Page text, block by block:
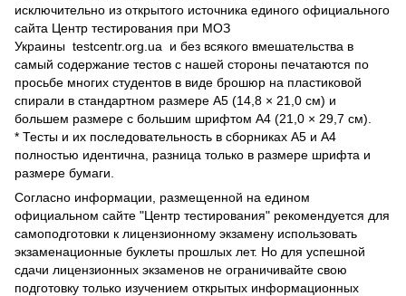
исключительно из открытого источника единого официального
сайта Центр тестирования при МОЗ
Украины testcentr.org.ua и без всякого вмешательства в
самый содержание тестов с нашей стороны печатаются по
просьбе многих студентов в виде брошюр на пластиковой
спирали в стандартном размере А5 (14,8 × 21,0 см) и
большем размере с большим шрифтом А4 (21,0 × 29,7 см).
* Тесты и их последовательность в сборниках А5 и А4
полностью идентична, разница только в размере шрифта и
размере бумаги.
Согласно информации, размещенной на едином
официальном сайте "Центр тестирования" рекомендуется для
самоподготовки к лицензионному экзамену использовать
экзаменационные буклеты прошлых лет. Но для успешной
сдачи лицензионных экзаменов не ограничивайте свою
подготовку только изучением открытых информационных